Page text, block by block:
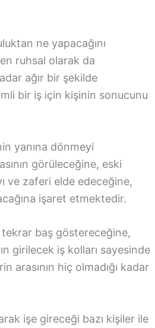
ne yapacağını
ruhsal olarak da
ağır bir şekilde
bir iş için kişinin sonucunu
yanına dönmeyi
görüleceğine, eski
ve zaferi elde edeceğine,
işaret etmektedir.
tekrar baş göstereceğine,
girilecek iş kolları sayesinde
arasının hiç olmadığı kadar
işe gireceği bazı kişiler ile